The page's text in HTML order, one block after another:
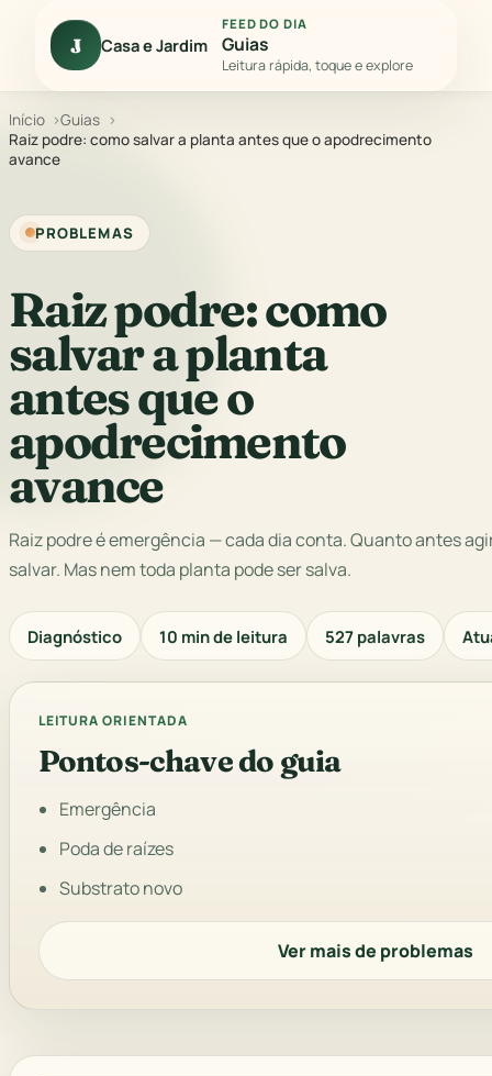
J Casa e Jardim
FEED DO DIA
Guias
Leitura rápida, toque e explore
Início
Guias
Raiz podre: como salvar a planta antes que o apodrecimento
avance
PROBLEMAS
Raiz podre: como
salvar a planta
antes que o
apodrecimento
avance
Raiz podre é emergência — cada dia conta. Quanto antes
salvar. Mas nem toda planta pode ser salva.
Diagnóstico 10 min de leitura 527 palavras
LEITURA ORIENTADA
Pontos-chave do guia
Emergência
Poda de raízes
Substrato novo
Ver mais de problemas